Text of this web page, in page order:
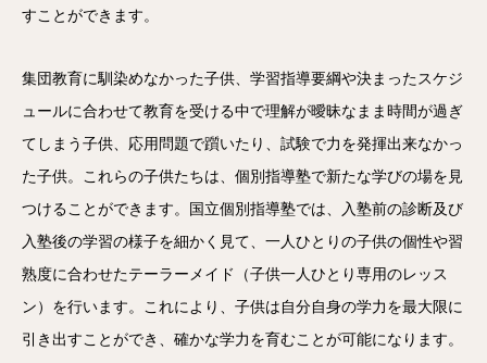
すことができます。
集団教育に馴染めなかった子供、学習指導要綱や決まったスケジ
ュールに合わせて教育を受ける中で理解が曖昧なまま時間が過ぎ
てしまう子供、応用問題で躓いたり、試験で力を発揮出来なかっ
た子供。これらの子供たちは、個別指導塾で新たな学びの場を見
つけることができます。国立個別指導塾では、入塾前の診断及び
入塾後の学習の様子を細かく見て、一人ひとりの子供の個性や習
熟度に合わせたテーラーメイド（子供一人ひとり専用のレッス
ン）を行います。これにより、子供は自分自身の学力を最大限に
引き出すことができ、確かな学力を育むことが可能になります。